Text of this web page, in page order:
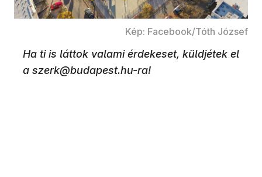
Kép: Facebook/Tóth József
Ha ti is láttok valami érdekeset, küldjétek el
a szerk@budapest.hu-ra!